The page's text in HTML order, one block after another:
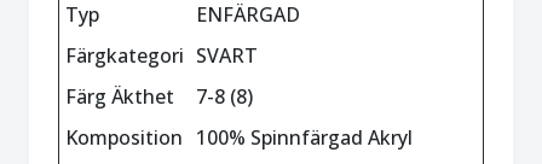
Typ
ENFÄRGAD
Färgkategori SVART
Färg Äkthet
7-8 (8)
Komposition 100% Spinnfärgad Akryl